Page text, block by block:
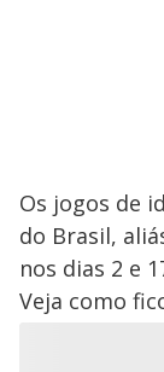
Os jogos de
do Brasil,
nos dias 2 e
Veja como